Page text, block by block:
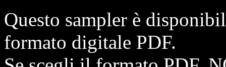
Questo sampler è
formato digitale PDF.